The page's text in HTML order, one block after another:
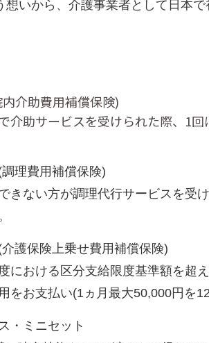
想いから、介護事業者として日本
介助費用補償保険)
介助サービスを受けられた際、1
理費用補償保険)
きない方が調理代行サービスを受
護保険上乗せ費用補償保険)
における区分支給限度基準額を超
をお支払い(1ヵ月最大50,000円を12
・ミニセット